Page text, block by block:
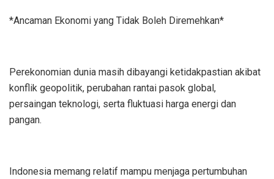
*Ancaman Ekonomi yang Tidak Boleh Diremehkan*
Perekonomian dunia masih dibayangi ketidakpastian akibat
konflik geopolitik, perubahan rantai pasok global,
persaingan teknologi, serta fluktuasi harga energi dan
pangan.
Indonesia memang relatif mampu menjaga pertumbuhan